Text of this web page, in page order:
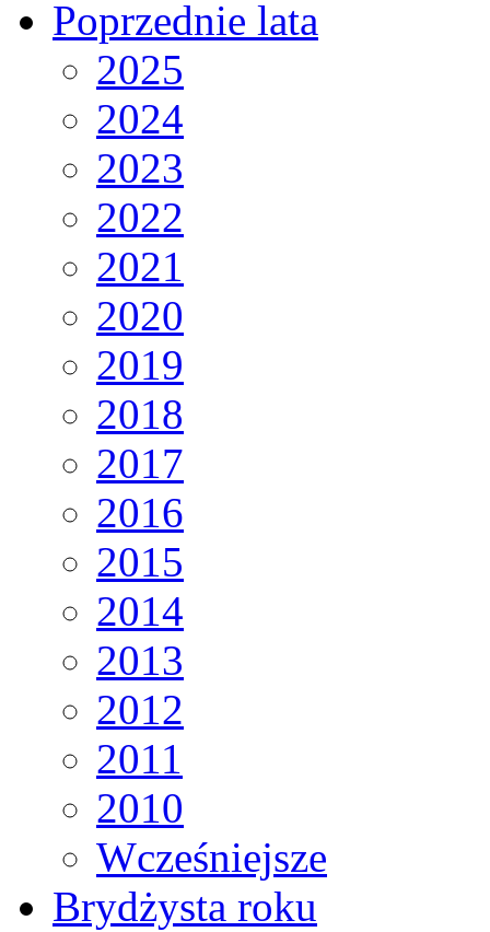
Poprzednie lata
2025
2024
2023
2022
2021
2020
2019
2018
2017
2016
2015
2014
2013
2012
2011
2010
Wcześniejsze
Brydżysta roku